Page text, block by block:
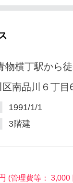
物横丁駅から
南品川６丁目
1991/1/1
3階建
(管理費等： 3,000